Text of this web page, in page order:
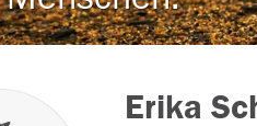
Erika